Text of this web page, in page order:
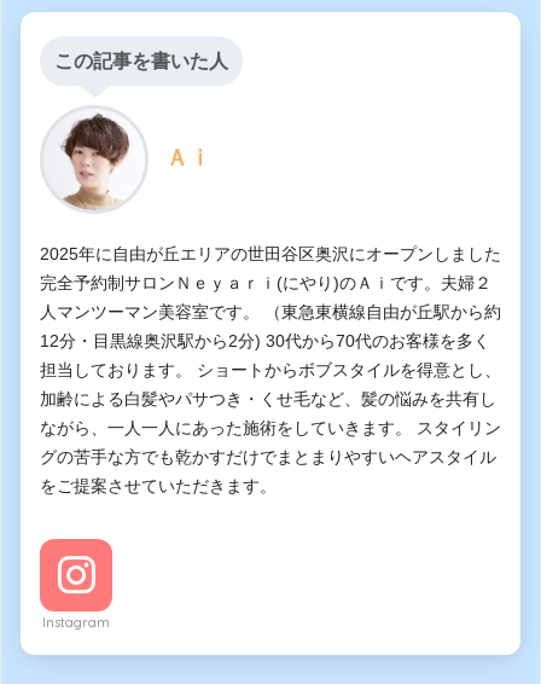
この記事を書いた人
Ａｉ
2025年に自由が丘エリアの世田谷区奥沢にオープンしました
完全予約制サロンＮｅｙａｒｉ(にやり)のＡｉです。夫婦２
人マンツーマン美容室です。 （東急東横線自由が丘駅から約
12分・目黒線奥沢駅から2分) 30代から70代のお客様を多く
担当しております。 ショートからボブスタイルを得意とし、
加齢による白髪やパサつき・くせ毛など、髪の悩みを共有し
ながら、一人一人にあった施術をしていきます。 スタイリン
グの苦手な方でも乾かすだけでまとまりやすいヘアスタイル
をご提案させていただきます。
Instagram